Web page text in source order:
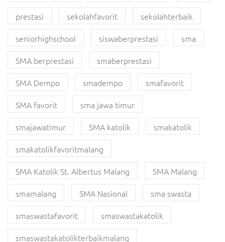
prestasi
sekolahfavorit
sekolahterbaik
seniorhighschool
siswaberprestasi
sma
SMA berprestasi
smaberprestasi
SMA Dempo
smadempo
smafavorit
SMA favorit
sma jawa timur
smajawatimur
SMA katolik
smakatolik
smakatolikfavoritmalang
SMA Katolik St. Albertus Malang
SMA Malang
smamalang
SMA Nasional
sma swasta
smaswastafavorit
smaswastakatolik
smaswastakatolikterbaikmalang